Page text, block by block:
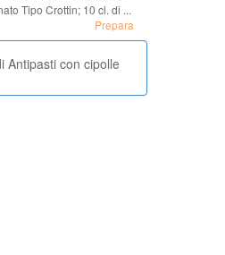
Tipo Crottin; 10 cl. di ...
Prepara
Antipasti con cipolle